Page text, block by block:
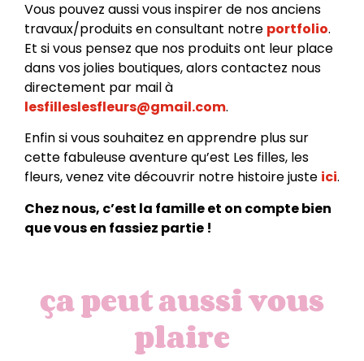
Vous pouvez aussi vous inspirer de nos anciens
travaux/produits en consultant notre portfolio.
Et si vous pensez que nos produits ont leur place
dans vos jolies boutiques, alors contactez nous
directement par mail à
lesfilleslesfleurs@gmail.com.
Enfin si vous souhaitez en apprendre plus sur
cette fabuleuse aventure qu’est Les filles, les
fleurs, venez vite découvrir notre histoire juste ici.
Chez nous, c’est la famille et on compte bien
que vous en fassiez partie !
ça peut aussi vous
plaire